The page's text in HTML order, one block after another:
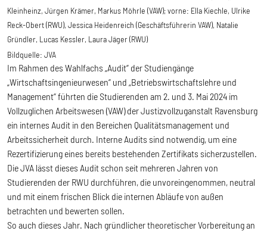
Kleinheinz, Jürgen Krämer, Markus Möhrle (VAW); vorne: Ella Kiechle, Ulrike
Reck-Obert (RWU), Jessica Heidenreich (Geschäftsführerin VAW), Natalie
Gründler, Lucas Kessler, Laura Jäger (RWU)
Bildquelle: JVA
Im Rahmen des Wahlfachs „Audit“ der Studiengänge
„Wirtschaftsingenieurwesen“ und „Betriebswirtschaftslehre und
Management“ führten die Studierenden am 2. und 3. Mai 2024 im
Vollzuglichen Arbeitswesen (VAW) der Justizvollzuganstalt Ravensburg
ein internes Audit in den Bereichen Qualitätsmanagement und
Arbeitssicherheit durch. Interne Audits sind notwendig, um eine
Rezertifizierung eines bereits bestehenden Zertifikats sicherzustellen.
Die JVA lässt dieses Audit schon seit mehreren Jahren von
Studierenden der RWU durchführen, die unvoreingenommen, neutral
und mit einem frischen Blick die internen Abläufe von außen
betrachten und bewerten sollen.
So auch dieses Jahr. Nach gründlicher theoretischer Vorbereitung an